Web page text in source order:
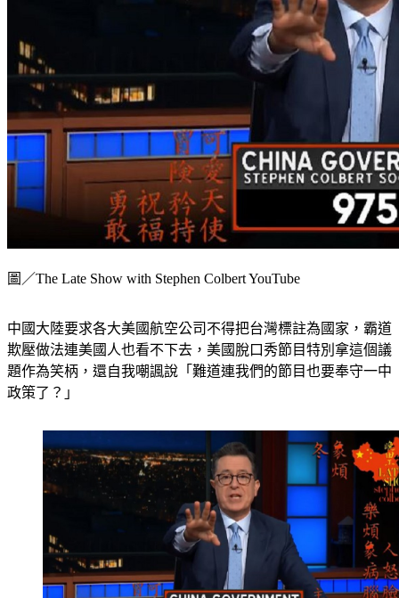
圖／The Late Show with Stephen Colbert YouTube
中國大陸要求各大美國航空公司不得把台灣標註為國家，霸道
欺壓做法連美國人也看不下去，美國脫口秀節目特別拿這個議
題作為笑柄，還自我嘲諷說「難道連我們的節目也要奉守一中
政策了？」